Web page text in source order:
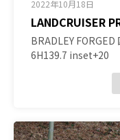
2022年10月18日
LANDCRUISER
BRADLEY
6H139.7 inset+20